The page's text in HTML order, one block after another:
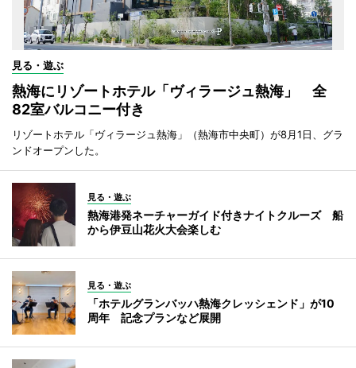
見る・遊ぶ
熱海にリゾートホテル「ヴィラージュ熱海」 全
82室バルコニー付き
リゾートホテル「ヴィラージュ熱海」（熱海市中央町）が8月1日、グラ
ンドオープンした。
見る・遊ぶ
熱海港発ネーチャーガイド付きナイトクルーズ 船
から伊豆山花火大会楽しむ
見る・遊ぶ
「ホテルグランバッハ熱海クレッシェンド」が10
周年 記念プランなど展開